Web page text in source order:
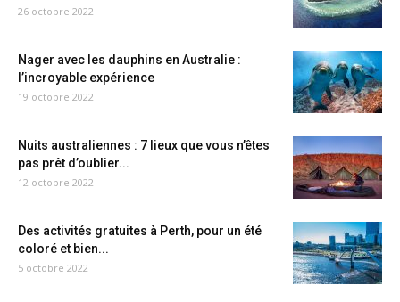
26 octobre 2022
Nager avec les dauphins en Australie :
l’incroyable expérience
19 octobre 2022
Nuits australiennes : 7 lieux que vous n’êtes
pas prêt d’oublier...
12 octobre 2022
Des activités gratuites à Perth, pour un été
coloré et bien...
5 octobre 2022